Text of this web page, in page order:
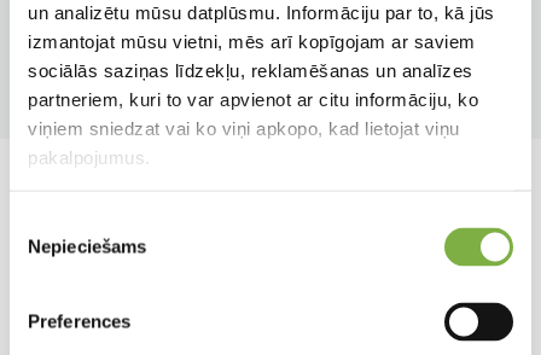
un analizētu mūsu datplūsmu. Informāciju par to, kā jūs
izmantojat mūsu vietni, mēs arī kopīgojam ar saviem
sociālās saziņas līdzekļu, reklamēšanas un analīzes
partneriem, kuri to var apvienot ar citu informāciju, ko
viņiem sniedzat vai ko viņi apkopo, kad lietojat viņu
pakalpojumus.
izvēle
Nepieciešams
Preferences
Produkta tips